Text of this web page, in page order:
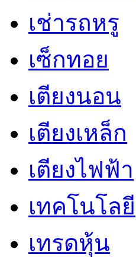
เช่ารถหรู
เซ็กทอย
เตียงนอน
เตียงเหล็ก
เตียงไฟฟ้า
เทคโนโลยี
เทรดหุ้น